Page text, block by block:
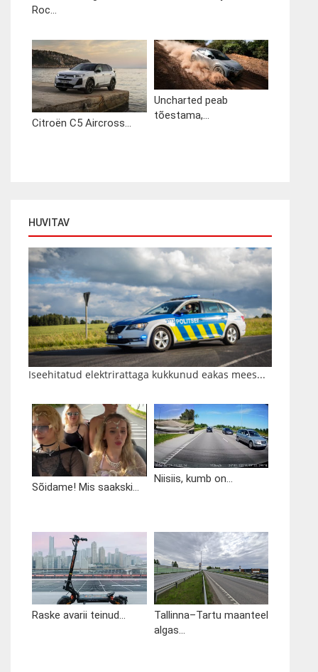
Roc...
Citroën C5 Aircross...
Uncharted peab
tõestama,...
HUVITAV
Iseehitatud elektrirattaga kukkunud eakas mees...
Sõidame! Mis saakski...
Niisiis, kumb on...
Raske avarii teinud...
Tallinna–Tartu maanteel
algas...